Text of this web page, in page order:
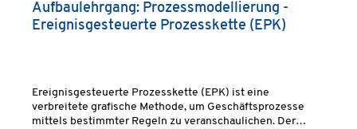
Aufbaulehrgang: Prozessmodellierung -
Ereignisgesteuerte Prozesskette (EPK)
Ereignisgesteuerte Prozesskette (EPK) ist eine
verbreitete grafische Methode, um Geschäftsprozesse
mittels bestimmter Regeln zu veranschaulichen. Der